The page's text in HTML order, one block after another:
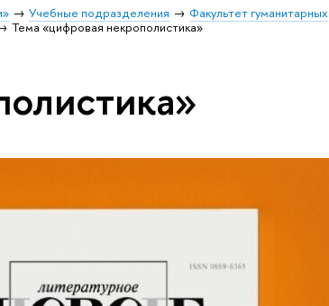
Учебные подразделения
Факультет гуманитарных
Тема «цифровая некрополистика»